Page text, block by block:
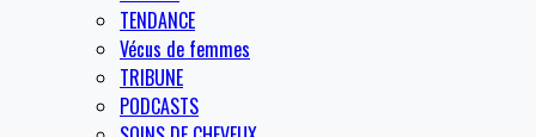
TENDANCE
Vécus de femmes
TRIBUNE
PODCASTS